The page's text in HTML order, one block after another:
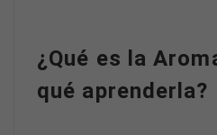
¿Qué es la
qué aprenderla?